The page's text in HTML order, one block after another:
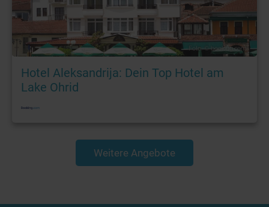
Foto: © booking.com
Hotel Aleksandrija: Dein Top Hotel am
Lake Ohrid
Weitere Angebote